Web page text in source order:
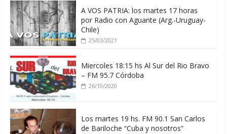
A VOS PATRIA: los martes 17 horas
por Radio con Aguante (Arg.-Uruguay-
Chile)
25/03/2021
Miercoles 18:15 hs Al Sur del Rio Bravo
– FM 95.7 Córdoba
26/10/2020
Los martes 19 hs. FM 90.1 San Carlos
de Bariloche “Cuba y nosotros”